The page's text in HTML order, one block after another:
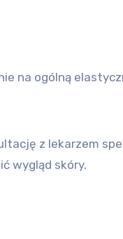
na ogólną
z lekarzem
wygląd skóry.